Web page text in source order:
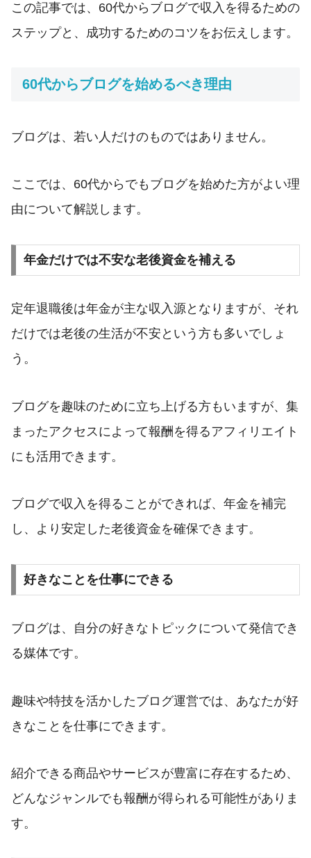
この記事では、60代からブログで収入を得るための
ステップと、成功するためのコツをお伝えします。
60代からブログを始めるべき理由
ブログは、若い人だけのものではありません。
ここでは、60代からでもブログを始めた方がよい理
由について解説します。
年金だけでは不安な老後資金を補える
定年退職後は年金が主な収入源となりますが、それ
だけでは老後の生活が不安という方も多いでしょ
う。
ブログを趣味のために立ち上げる方もいますが、集
まったアクセスによって報酬を得るアフィリエイト
にも活用できます。
ブログで収入を得ることができれば、年金を補完
し、より安定した老後資金を確保できます。
好きなことを仕事にできる
ブログは、自分の好きなトピックについて発信でき
る媒体です。
趣味や特技を活かしたブログ運営では、あなたが好
きなことを仕事にできます。
紹介できる商品やサービスが豊富に存在するため、
どんなジャンルでも報酬が得られる可能性がありま
す。